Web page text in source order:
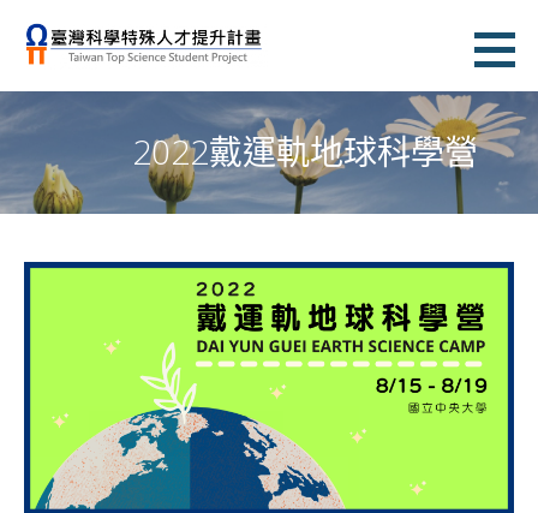
要
容
臺灣科學特殊人才提升計畫
2022戴運軌地球科學營